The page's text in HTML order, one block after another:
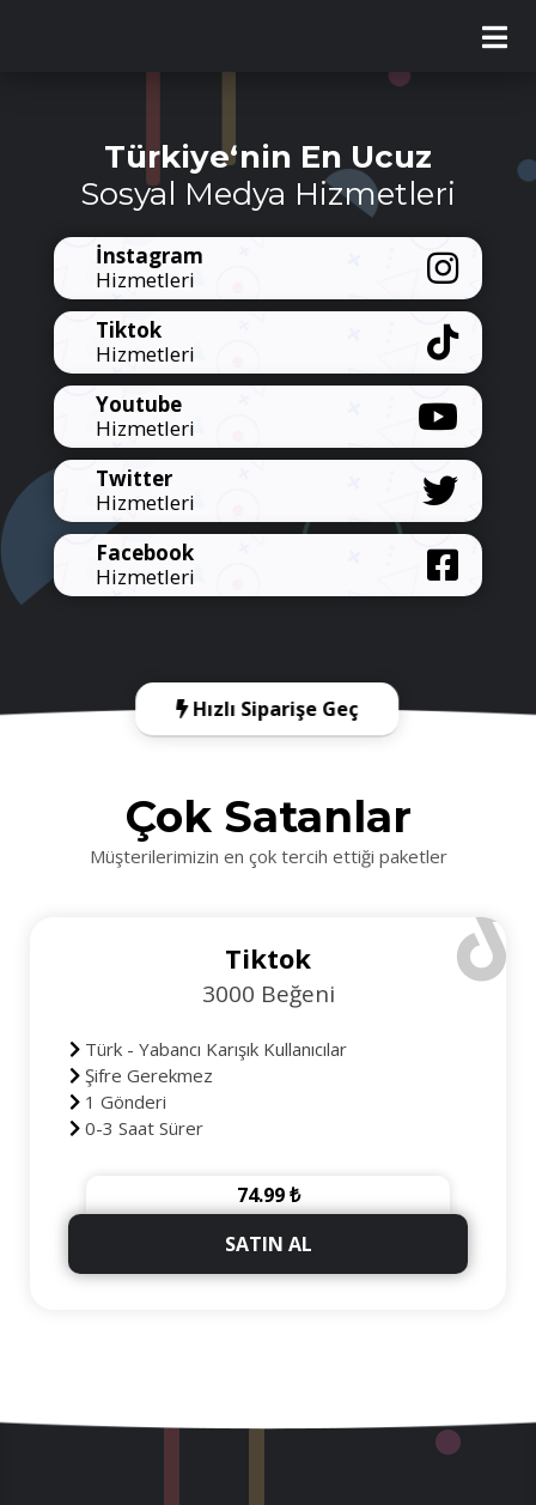
Türkiye‘nin En Ucuz
Sosyal Medya Hizmetleri
İnstagram
Hizmetleri
Tiktok
Hizmetleri
Youtube
Hizmetleri
Twitter
Hizmetleri
Facebook
Hizmetleri
Hızlı Siparişe Geç
Çok Satanlar
Müşterilerimizin en çok tercih ettiği paketler
Tiktok
3000 Beğeni
Türk - Yabancı Karışık Kullanıcılar
Şifre Gerekmez
1 Gönderi
0-3 Saat Sürer
+300 Beğeni Hediye74.99 ₺
SATIN AL